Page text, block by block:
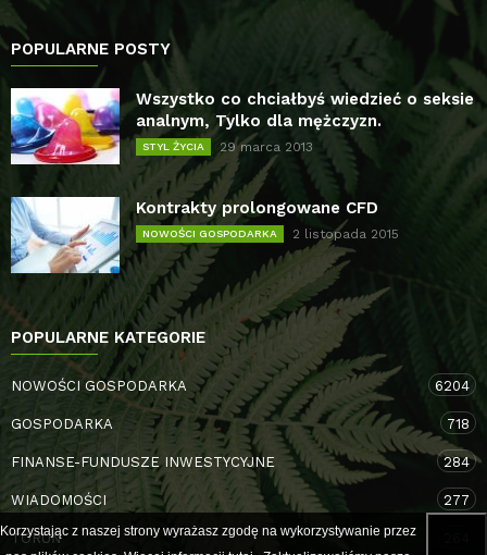
POPULARNE POSTY
Wszystko co chciałbyś wiedzieć o seksie
analnym, Tylko dla mężczyzn.
STYL ŻYCIA 29 marca 2013
Kontrakty prolongowane CFD
NOWOŚCI GOSPODARKA 2 listopada 2015
POPULARNE KATEGORIE
NOWOŚCI GOSPODARKA 6204
GOSPODARKA 718
FINANSE-FUNDUSZE INWESTYCYJNE 284
WIADOMOŚCI 277
TORUŃ
Korzystając z naszej strony wyrażasz zgodę na wykorzystywanie przez